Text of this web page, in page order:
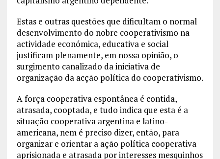
Estas e outras questões que dificultam o normal
desenvolvimento do nobre cooperativismo na
actividade económica, educativa e social
justificam plenamente, em nossa opinião, o
surgimento canalizado da iniciativa de
organização da acção política do cooperativismo.
A força cooperativa espontânea é contida,
atrasada, cooptada, e tudo indica que esta é a
situação cooperativa argentina e latino-
americana, nem é preciso dizer, então, para
organizar e orientar a ação política cooperativa
aprisionada e atrasada por interesses mesquinhos